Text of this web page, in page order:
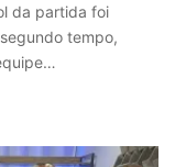
da partida foi
tempo,